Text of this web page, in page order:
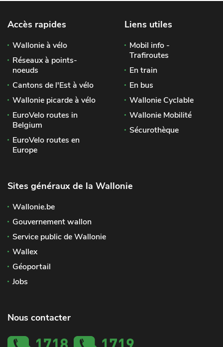
Accès rapides
Wallonie à vélo
Réseaux à points-
noeuds
Cantons de l'Est à vélo
Wallonie picarde à vélo
EuroVelo routes in
Belgium
EuroVelo routes en
Europe
Liens utiles
Mobil info -
Trafiroutes
En train
En bus
Wallonie Cyclable
Wallonie Mobilité
Sécurothèque
Sites généraux de la Wallonie
Wallonie.be
Gouvernement wallon
Service public de Wallonie
Wallex
Géoportail
Jobs
Nous contacter